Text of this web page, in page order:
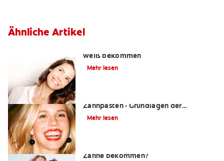
Ähnliche Artikel
weiß bekommen
Mehr lesen
Zahnpasten - Grundlagen der
Zahnaufhellung für jeden Tag
Mehr lesen
Zähne bekommen?